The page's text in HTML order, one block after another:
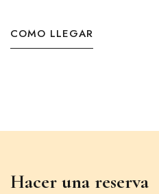
COMO LLEGAR
Hacer una reserva